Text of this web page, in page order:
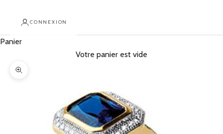
CONNEXION
Panier
Votre panier est vide
Zoomer sur l'image